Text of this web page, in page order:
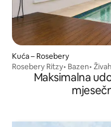
Kuća – Rosebery
Rosebery Ritzy• Bazen•
Maksimalna